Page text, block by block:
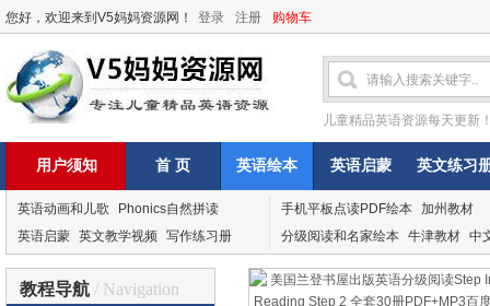
您好，欢迎来到V5妈妈资源网！ 登录 注册 购物车
儿童精品英语资源每天更新
用户须知 首 页 英语绘本 英语启蒙 英文练习
英语动画和儿歌
Phonics自然拼读
英语启蒙 英文教学视频 写作练习册
手机平板点读PDF绘本 加州教材
分级阅读和名家绘本 牛津教材 中
教程导航 / Navigation